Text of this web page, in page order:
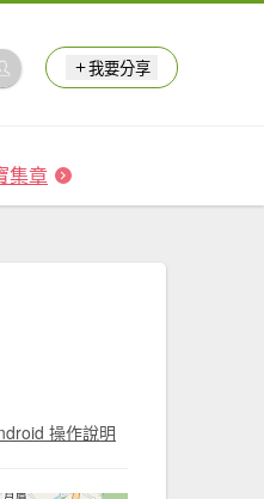
我要分享
集章
操作說明